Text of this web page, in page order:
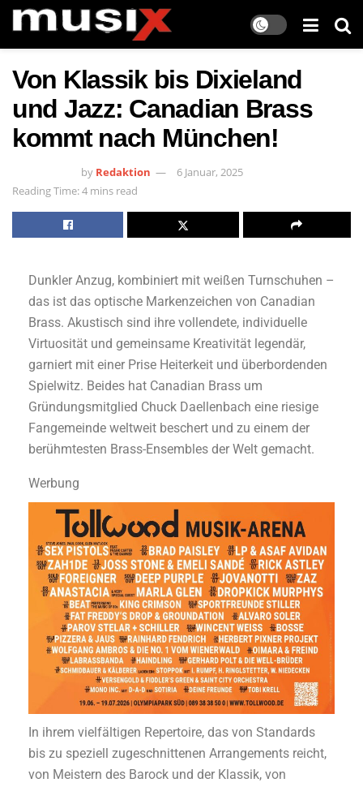
Von Klassik bis Dixieland
und Jazz: Canadian Brass
kommt nach München!
by Redaktion
6 Januar, 2025
Reading Time: 4 mins read
Dunkler Anzug, kombiniert mit weißen Turnschuhen –
das ist das optische Markenzeichen von Canadian
Brass. Akustisch sind ihre vollendete, individuelle
Virtuosität und gemeinsame Kreativität legendär,
garniert mit einer Prise Heiterkeit und überbordenden
Spielwitz. Beides hat Canadian Brass um
Gründungsmitglied Chuck Daellenbach eine riesige
Fangemeinde weltweit beschert und zu einem der
berühmtesten Brass-Ensembles der Welt gemacht.
Werbung
In ihrem vielfältigen Repertoire, das von Standards
bis zu speziell zugeschnittenen Arrangements reicht,
von Meistern des Barock und der Klassik, von